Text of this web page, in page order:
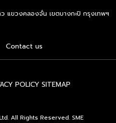
ะบบ POS รายงานยอดขาย
งขายผ่านแอปฯ 7-Eleven […]
แขวงคลองจั่น เขตบางกะปิ กรุงเทพฯ
Contact us
POLICY SITEMAP
All Rights Reserved. SME